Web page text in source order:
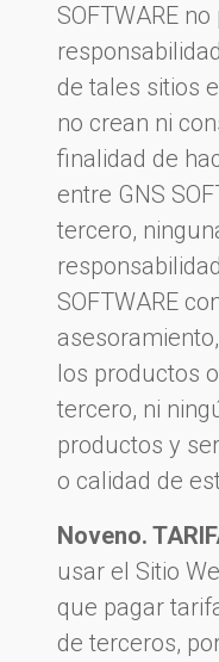
SOFTWARE
de tales sitios
no crean ni
finalidad de
entre GNS
tercero,
SOFTWARE
los productos
tercero, ni
productos y
o calidad de
Noveno.
usar el Sitio
que pagar
de terceros,